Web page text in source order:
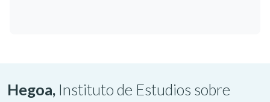
Hegoa, Instituto de Estudios sobre